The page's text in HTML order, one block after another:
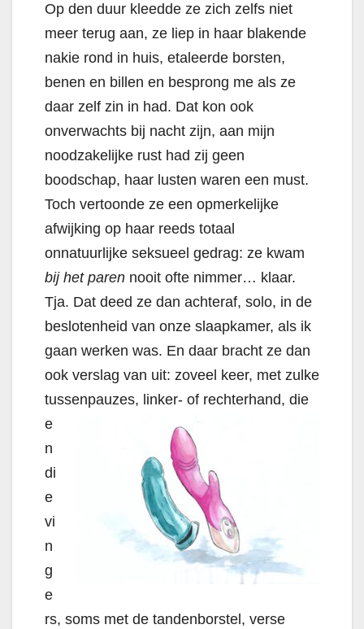
Op den duur kleedde ze zich zelfs niet
meer terug aan, ze liep in haar blakende
nakie rond in huis, etaleerde borsten,
benen en billen en besprong me als ze
daar zelf zin in had. Dat kon ook
onverwachts bij nacht zijn, aan mijn
noodzakelijke rust had zij geen
boodschap, haar lusten waren een must.
Toch vertoonde ze een opmerkelijke
afwijking op haar reeds totaal
onnatuurlijke seksueel gedrag: ze kwam
bij het paren nooit ofte nimmer… klaar.
Tja. Dat deed ze dan achteraf, solo, in de
beslotenheid van onze slaapkamer, als ik
gaan werken was. En daar bracht ze dan
ook verslag van uit: zoveel keer, met zulke
tussenpauzes, linker- of rechterhand, die
e
n
di
e
vi
n
g
e
rs, soms met de tandenborstel, verse